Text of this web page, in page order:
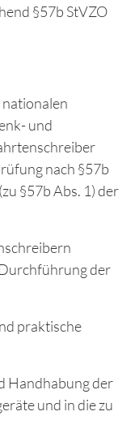
§57b StVZO
und
nach §57b
§57b Abs. 1) der
der
praktische
Handhabung der
und in die zu